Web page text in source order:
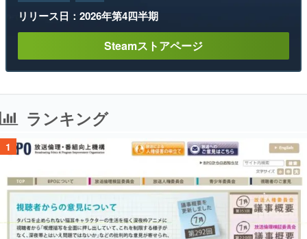
リリース日：2026年第4四半期
Steamストアページ
ランキング
1